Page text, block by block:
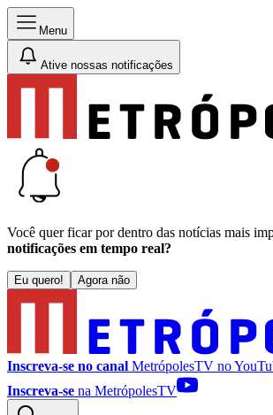
Menu
Ative nossas notificações
Você quer ficar por dentro das notícias mais
notificações em tempo real?
Eu quero! Agora não
Inscreva-se no canal MetrópolesTV no
Inscreva-se na MetrópolesTV